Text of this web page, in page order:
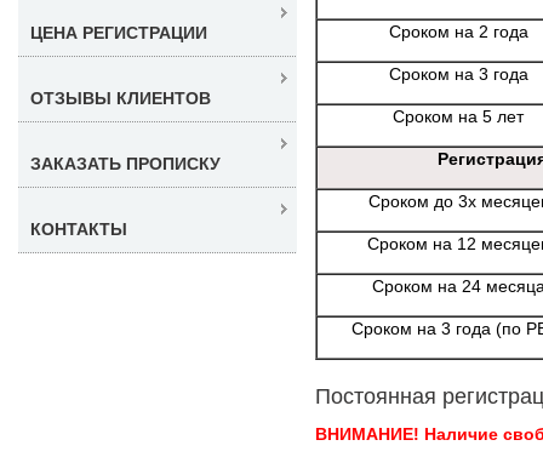
Сроком на 2 года
Сроком на 3 года
Сроком на 5 лет
Сроком до 3х
Сроком на 12
Сроком на 24
Сроком на 3 года (по
Постоянная
ВНИМАНИЕ! Наличие
ЦЕНА РЕГИСТРАЦИИ
ОТЗЫВЫ КЛИЕНТОВ
ЗАКАЗАТЬ ПРОПИСКУ
КОНТАКТЫ